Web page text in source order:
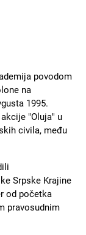
povodom
na
1995.
"Oluja" u
civila, među
Srpske Krajine
od početka
pravosudnim